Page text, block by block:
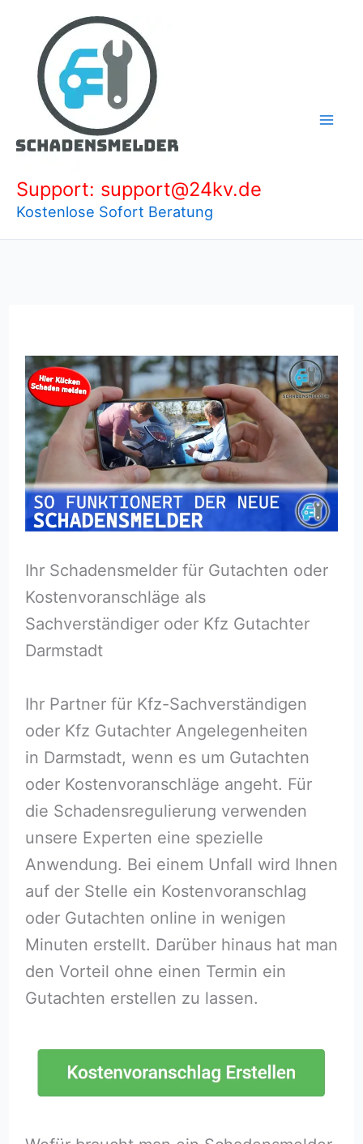
springen
Support: support@24kv.de
Kostenlose Sofort Beratung
Ihr Schadensmelder für Gutachten oder
Kostenvoranschläge als
Sachverständiger oder Kfz Gutachter
Darmstadt
Ihr Partner für Kfz-Sachverständigen
oder Kfz Gutachter Angelegenheiten
in Darmstadt, wenn es um Gutachten
oder Kostenvoranschläge angeht. Für
die Schadensregulierung verwenden
unsere Experten eine spezielle
Anwendung. Bei einem Unfall wird Ihnen
auf der Stelle ein Kostenvoranschlag
oder Gutachten online in wenigen
Minuten erstellt. Darüber hinaus hat man
den Vorteil ohne einen Termin ein
Gutachten erstellen zu lassen.